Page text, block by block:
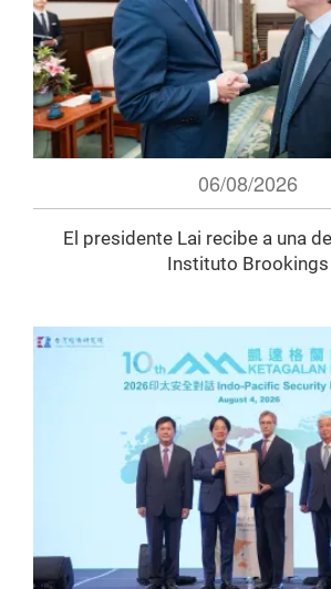
06/08/2026
El presidente Lai recibe a una
Instituto Brookings